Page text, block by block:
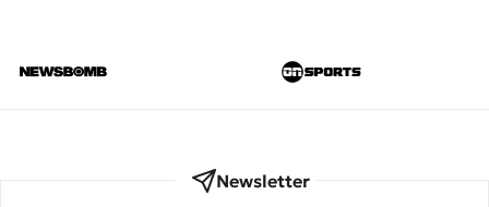
Newsletter